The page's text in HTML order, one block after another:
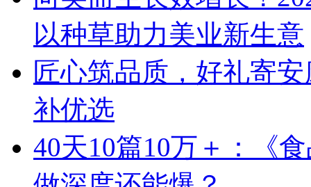
以种草助力美业新生意
匠心筑品质，好礼寄
补优选
40天10篇10万＋：《